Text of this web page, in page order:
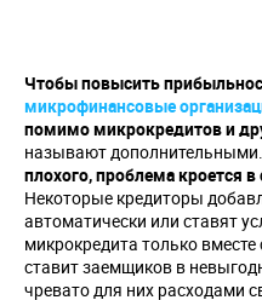
Чтобы повысить
микрофинансовые
помимо микрокредитов и
называют дополнительными.
плохого, проблема кроется
Некоторые кредиторы
автоматически или ставят
микрокредита только
ставит заемщиков в
чревато для них расходами